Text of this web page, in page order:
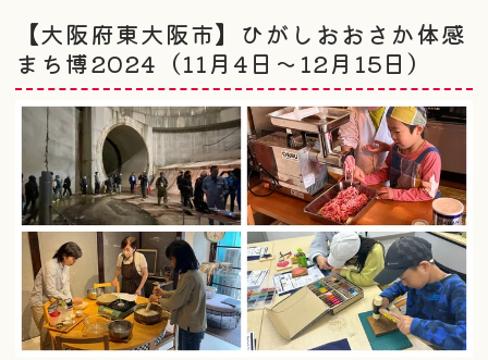
【大阪府東大阪市】ひがしおおさか体感
まち博2024（11月4日～12月15日）